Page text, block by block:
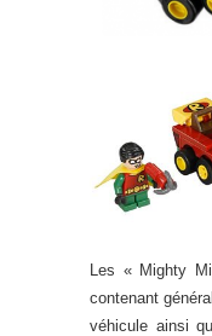
Les « Mighty
contenant
véhicule ainsi